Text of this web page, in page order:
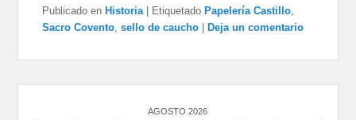
Publicado en Historia Etiquetado Papelería Castillo,
Sacro Covento,sello de caucho Deja un comentario
AGOSTO 2026